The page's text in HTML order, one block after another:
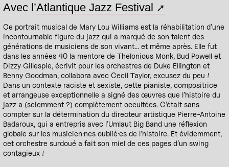
Avec l’Atlantique Jazz Festival
Ce portrait musical de Mary Lou Williams est la réhabilitation d’une
incontournable figure du jazz qui a marqué de son talent des
générations de musiciens de son vivant... et même après. Elle fut
dans les années 40 la mentore de Thelonious Monk, Bud Powell et
Dizzy Gillespie, écrivit pour les orchestres de Duke Ellington et
Benny Goodman, collabora avec Cecil Taylor, excusez du peu !
Dans un contexte raciste et sexiste, cette pianiste, compositrice
et arrangeuse exceptionnelle a signé des œuvres que l’histoire du
jazz a (sciemment ?) complètement occultées. C’était sans
compter sur la détermination du directeur artistique Pierre-Antoine
Badaroux, qui a entrepris avec l’Umlaut Big Band une réflexion
globale sur les musicien·nes oublié·es de l’histoire. Et évidemment,
cet orchestre surdoué a fait son miel de ces pages d’un swing
contagieux !